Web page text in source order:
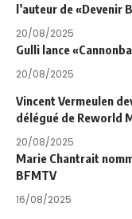
l’auteur de «Devenir
20/08/2025
Gulli lance
20/08/2025
Vincent Vermeulen
délégué de Reworld
20/08/2025
Marie Chantrait
BFMTV
16/08/2025